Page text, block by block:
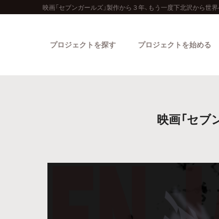
映画「セブンガールズ」製作から３年、もう一度下北沢から世
プロジェクトを探す
カテゴリーから探す
プロジェクトを始める
映画「セブ